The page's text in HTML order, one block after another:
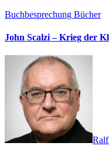
Buchbesprechung Bücher
John Scalzi – Krieg der
Ralf